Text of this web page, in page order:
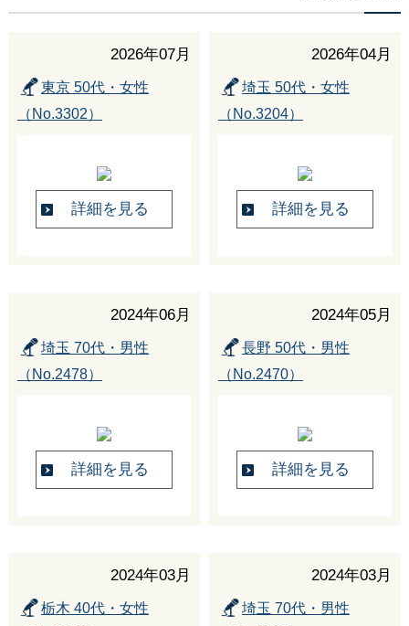
2026年07月
東京 50代・女性
（No.3302）
詳細を見る
2026年04月
埼玉 50代・女性
（No.3204）
詳細を見る
2024年06月
埼玉 70代・男性
（No.2478）
詳細を見る
2024年05月
長野 50代・男性
（No.2470）
詳細を見る
2024年03月
栃木 40代・女性
2024年03月
埼玉 70代・男性